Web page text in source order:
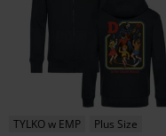
TYLKO w EMP Plus Size